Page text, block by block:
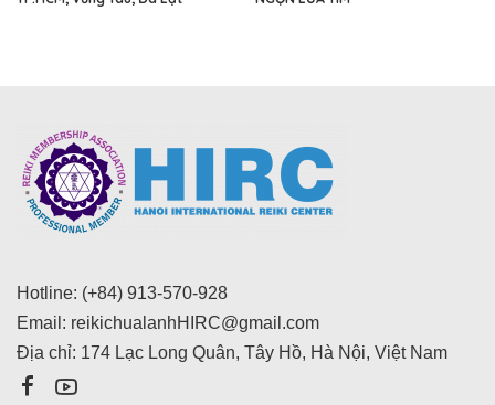
Hotline: (+84) 913-570-928
Email: reikichualanhHIRC@gmail.com
Địa chỉ: 174 Lạc Long Quân, Tây Hồ, Hà Nội, Việt Nam